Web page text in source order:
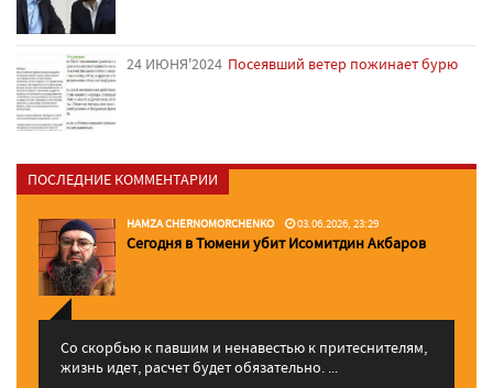
24 ИЮНЯ'2024 Посеявший ветер пожинает бурю
ПОСЛЕДНИЕ КОММЕНТАРИИ
HAMZA CHERNOMORCHENKO 03.06.2026, 23:29
Сегодня в Тюмени убит Исомитдин Акбаров
Со скорбью к павшим и ненавестью к притеснителям,
жизнь идет, расчет будет обязательно. ...